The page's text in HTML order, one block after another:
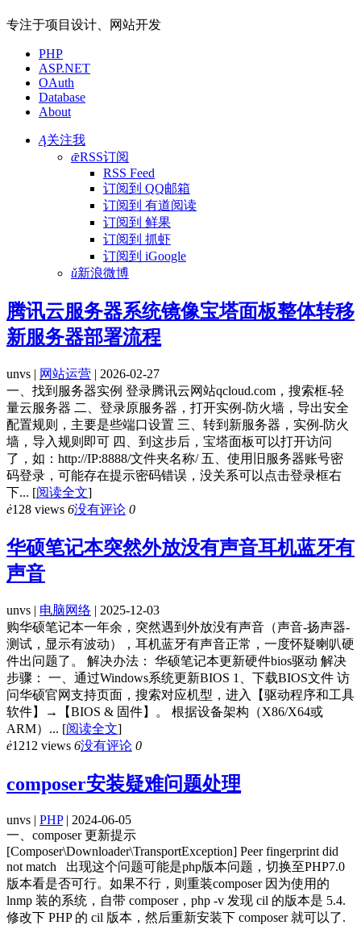
专注于项目设计、网站开发
PHP
ASP.NET
OAuth
Database
About
Ą关注我
ǣRSS订阅
RSS Feed
订阅到 QQ邮箱
订阅到 有道阅读
订阅到 鲜果
订阅到 抓虾
订阅到 iGoogle
ǔ新浪微博
腾讯云服务器系统镜像宝塔面板整体转移
新服务器部署流程
unvs | 网站运营 | 2026-02-27
一、找到服务器实例 登录腾讯云网站qcloud.com，搜索框-轻
量云服务器 二、登录原服务器，打开实例-防火墙，导出安全
配置规则，主要是些端口设置 三、转到新服务器，实例-防火
墙，导入规则即可 四、到这步后，宝塔面板可以打开访问
了，如：http://IP:8888/文件夹名称/ 五、使用旧服务器账号密
码登录，可能存在提示密码错误，没关系可以点击登录框右
下... [阅读全文]
ė128 views 6没有评论 0
华硕笔记本突然外放没有声音耳机蓝牙有
声音
unvs | 电脑网络 | 2025-12-03
购华硕笔记本一年余，突然遇到外放没有声音（声音-扬声器-
测试，显示有波动），耳机蓝牙有声音正常，一度怀疑喇叭硬
件出问题了。 解决办法： 华硕笔记本更新硬件bios驱动 解决
步骤： 一、通过Windows系统更新BIOS 1、下载BIOS文件 访
问华硕官网支持页面，搜索对应机型，进入【驱动程序和工具
软件】→【BIOS & 固件】。 根据设备架构（X86/X64或
ARM）... [阅读全文]
ė1212 views 6没有评论 0
composer安装疑难问题处理
unvs | PHP| 2024-06-05
一、composer 更新提示
[Composer\Downloader\TransportException] Peer fingerprint did
not match 出现这个问题可能是php版本问题，切换至PHP7.0
版本看是否可行。如果不行，则重装composer 因为使用的
lnmp 装的系统，自带 composer，php -v 发现 cil 的版本是 5.4.
修改下 PHP 的 cil 版本，然后重新安装下 composer 就可以了.